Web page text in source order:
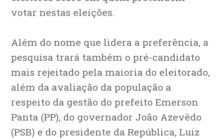
votar nestas eleições.
Além do nome que lidera a preferência, a
pesquisa trará também o pré-candidato
mais rejeitado pela maioria do eleitorado,
além da avaliação da população a
respeito da gestão do prefeito Emerson
Panta (PP), do governador João Azevêdo
(PSB) e do presidente da República, Luiz